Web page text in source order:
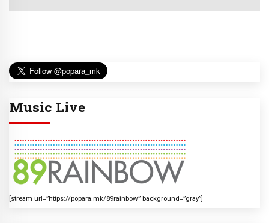
Music Live
[stream url=”https://popara.mk/89rainbow” background=”gray”]